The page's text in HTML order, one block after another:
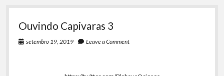
Ouvindo Capivaras 3
setembro 19, 2019 Leave a Comment